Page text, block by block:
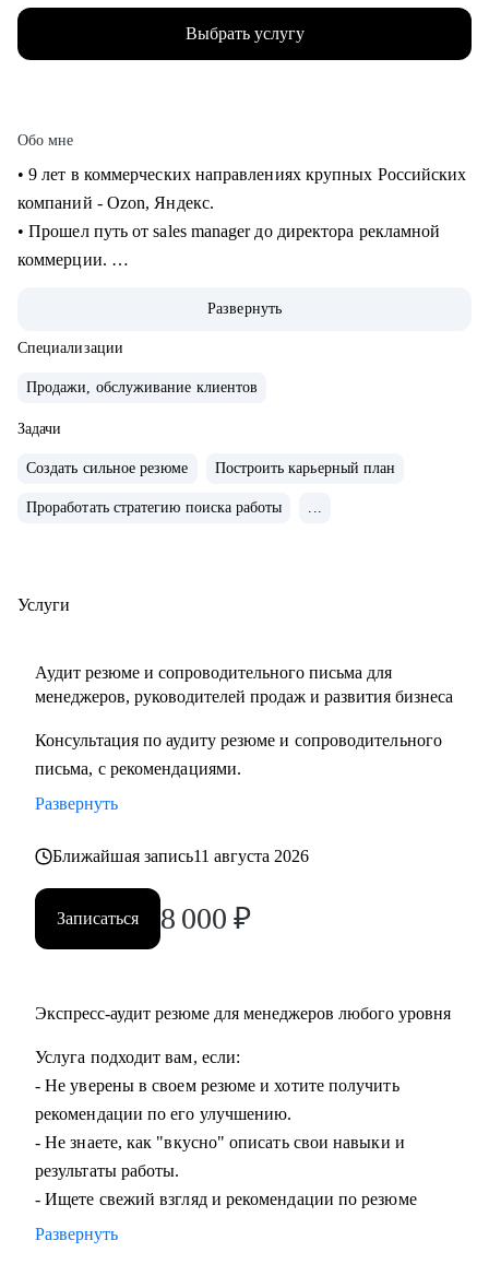
Выбрать услугу
Обо мне
• 9 лет в коммерческих направлениях крупных Российских
компаний - Ozon, Яндекс.
• Прошел путь от sales manager до директора рекламной
коммерции.
• Выстраивание направлений с нуля, регламенты, KPI,
мотивация.
процессов.
• Спикер-эксперт в Phoenix Education — бюро
образовательных проектов.
сопроводительное письмо.
• Определиться с карьерной целью.
уровня до руководителя подразделения.
команды.
сотрудником/руководителем.
Кому могу помочь:
• Специалистам всех уровней в области, операций,
определиться с дальнейшими шагами.
• Тем, кто только стал руководителем: как работать с
командой, выстраивать эффективные процессы,
мотивировать, как работать с заказчиками и
руководителями.
• Опытным руководителям, кто испытывает сложности в
работе с командой или не понимает как дальше расти.
Развернуть
Специализации
Продажи, обслуживание клиентов
Задачи
Создать сильное резюме Построить карьерный план
Проработать стратегию поиска работы ...
Услуги
Аудит резюме и сопроводительного письма для
менеджеров, руководителей продаж и развития бизнеса
Консультация по аудиту резюме и сопроводительного
письма, с рекомендациями.
Развернуть
Ближайшая запись11 августа 2026
Записаться 8 000 ₽
Экспресс-аудит резюме для менеджеров любого уровня
Услуга подходит вам, если:
- Не уверены в своем резюме и хотите получить
рекомендации по его улучшению.
- Не знаете, как "вкусно" описать свои навыки и
результаты работы.
- Ищете свежий взгляд и рекомендации по резюме
Развернуть